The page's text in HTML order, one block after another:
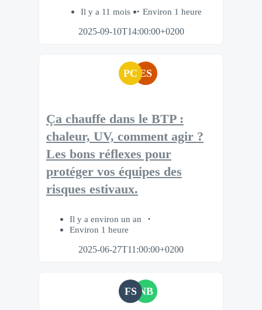
Il y a 11 mois
Environ 1 heure
2025-09-10T14:00:00+0200
PC ES
Ça chauffe dans le BTP :
chaleur, UV, comment agir ?
Les bons réflexes pour
protéger vos équipes des
risques estivaux.​
Il y a environ un an
Environ 1 heure
2025-06-27T11:00:00+0200
FS NB